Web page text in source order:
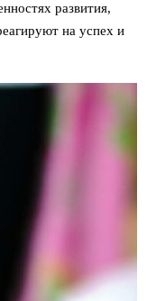
развития,
на успех и